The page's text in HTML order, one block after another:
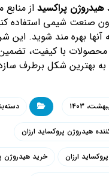
هیدروژن پراکسید از منابع
صنعت شیمی استفاده
آنها بهره مند شوید. این
محصولات با کیفیت،
به بهترین شکل برطرف
هیدروژن پروکساید ارزان
ارزان خرید هیدروژن